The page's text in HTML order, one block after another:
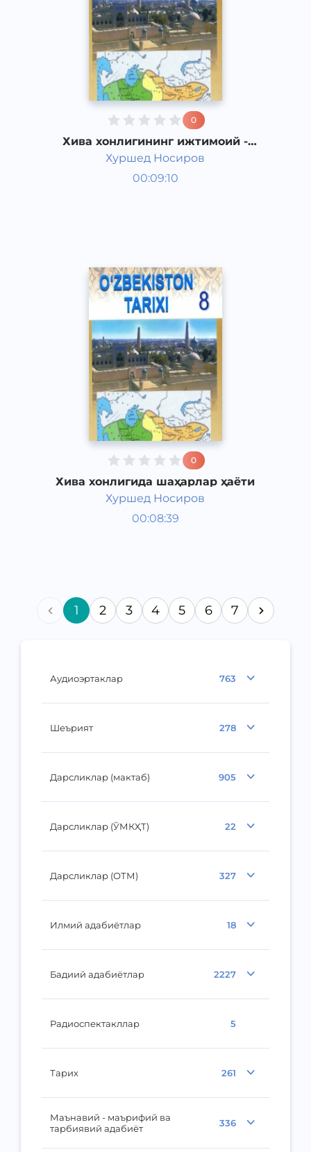
Аудиоэртаклар 763
Шеърият 278
Дарсликлар (мактаб) 905
Дарсликлар (ЎМКҲТ) 22
Дарсликлар (ОТМ) 327
Илмий адабиётлар 18
Бадиий адабиётлар 2227
Радиоспектакллар 5
Тарих 261
Маънавий - маърифий ва
тарбиявий адабиёт
336
0
Хива хонлигининг ижтимоий -
иқтисодий ҳаёти
Хуршед Носиров
00:09:10
Ўзбекистон тарихи 8 синф
0
Хива хонлигида шаҳарлар ҳаёти
Хуршед Носиров
00:08:39
Ўзбекистон тарихи 8 синф
1 2 3 4 5 6 7